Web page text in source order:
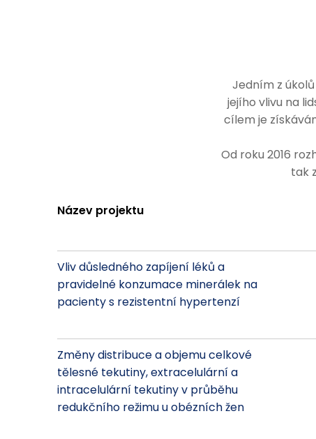
Jedním z
jejího vlivu na
cílem je
Od roku 2016
tak
Název projektu
Vliv důsledného zapíjení léků a
pravidelné konzumace minerálek na
pacienty s rezistentní hypertenzí
Změny distribuce a objemu celkové
tělesné tekutiny, extracelulární a
intracelulární tekutiny v průběhu
redukčního režimu u obézních žen